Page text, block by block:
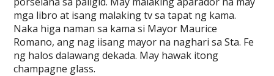
mga libro at isang malaking tv sa tapat ng kama.
Naka higa naman sa kama si Mayor Maurice
Romano, ang nag iisang mayor na naghari sa Sta. Fe
ng halos dalawang dekada. May hawak itong
champagne glass.